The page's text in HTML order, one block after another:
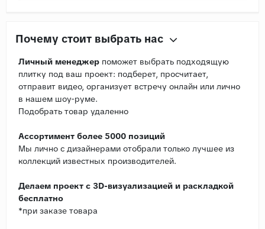
Почему стоит выбрать нас
Личный менеджер поможет выбрать подходящую
плитку под ваш проект: подберет, просчитает,
отправит видео, организует встречу онлайн или лично
в нашем шоу-руме.
Подобрать товар удаленно
Ассортимент более 5000 позиций
Мы лично с дизайнерами отобрали только лучшее из
коллекций известных производителей.
Делаем проект с 3D-визуализацией и раскладкой
бесплатно
*при заказе товара